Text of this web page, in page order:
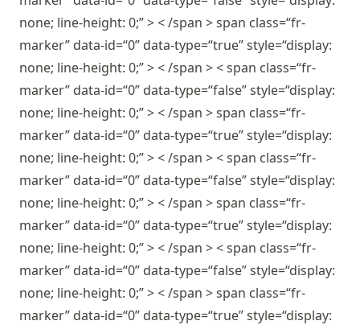
none; line-height: 0;” > < /span > span class=“fr-
marker” data-id=“0” data-type=“true” style=“display:
none; line-height: 0;” > < /span > < span class=“fr-
marker” data-id=“0” data-type=“false” style=“display:
none; line-height: 0;” > < /span > span class=“fr-
marker” data-id=“0” data-type=“true” style=“display:
none; line-height: 0;” > < /span > < span class=“fr-
marker” data-id=“0” data-type=“false” style=“display:
none; line-height: 0;” > < /span > span class=“fr-
marker” data-id=“0” data-type=“true” style=“display:
none; line-height: 0;” > < /span > < span class=“fr-
marker” data-id=“0” data-type=“false” style=“display:
none; line-height: 0;” > < /span > span class=“fr-
marker” data-id=“0” data-type=“true” style=“display: